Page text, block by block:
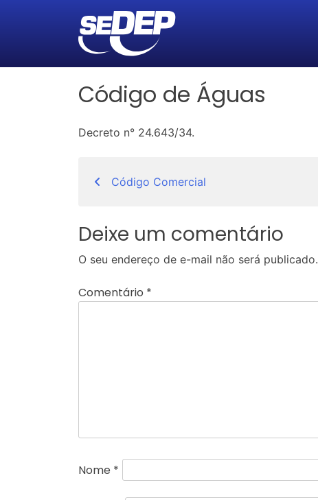
Código de Águas
Decreto n° 24.643/34.
Navegação
de
Post
Código Comercial
Deixe um comentário
O seu endereço de e-mail não será publicado.
Comentário *
Nome *